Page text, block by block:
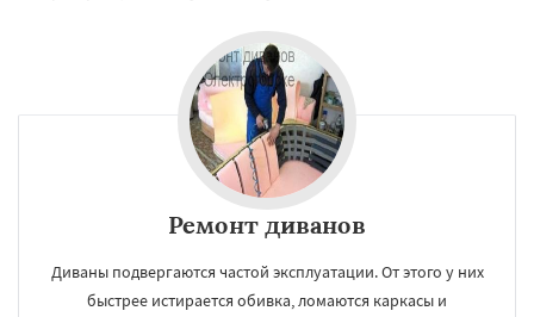
Ремонт диванов
Диваны подвергаются частой эксплуатации. От этого у них
быстрее истирается обивка, ломаются каркасы и